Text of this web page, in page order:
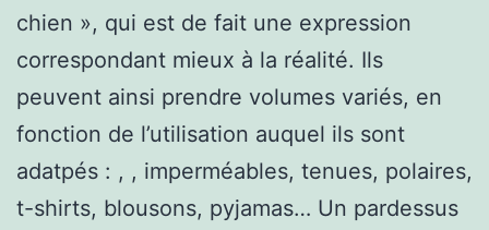
chien », qui est de fait une expression
correspondant mieux à la réalité. Ils
peuvent ainsi prendre volumes variés, en
fonction de l’utilisation auquel ils sont
adatpés : , , imperméables, tenues, polaires,
t-shirts, blousons, pyjamas… Un pardessus